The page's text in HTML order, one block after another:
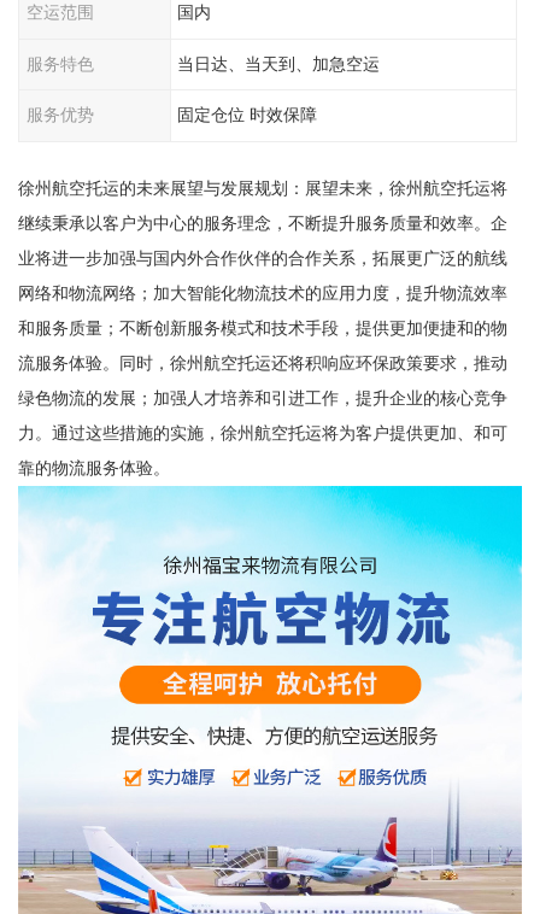
空运范围 国内
服务特色 当日达、当天到、加急空运
服务优势 固定仓位 时效保障
徐州航空托运的未来展望与发展规划：展望未来，徐州航空托运将
继续秉承以客户为中心的服务理念，不断提升服务质量和效率。企
业将进一步加强与国内外合作伙伴的合作关系，拓展更广泛的航线
网络和物流网络；加大智能化物流技术的应用力度，提升物流效率
和服务质量；不断创新服务模式和技术手段，提供更加便捷和的物
流服务体验。同时，徐州航空托运还将积响应环保政策要求，推动
绿色物流的发展；加强人才培养和引进工作，提升企业的核心竞争
力。通过这些措施的实施，徐州航空托运将为客户提供更加、和可
靠的物流服务体验。